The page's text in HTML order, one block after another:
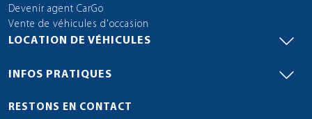
Devenir agent CarGo
Vente de véhicules d'occasion
LOCATION DE VÉHICULES
INFOS PRATIQUES
RESTONS EN CONTACT